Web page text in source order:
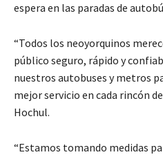
espera en las paradas de
“Todos los neoyorquinos
público seguro, rápido y
nuestros autobuses y metros
mejor servicio en cada rincón
Hochul.
“Estamos tomando medidas